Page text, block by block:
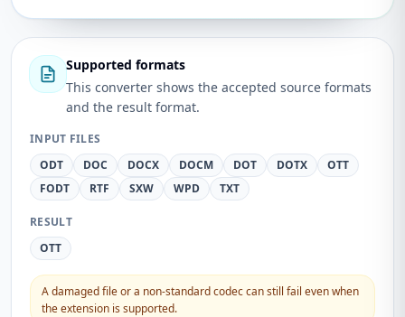
Supported formats
This converter shows the accepted source formats
and the result format.
INPUT FILES
ODT
DOC DOCX DOCM DOT DOTX
OTT
FODT
RTF SXW WPD TXT
RESULT
OTT
A damaged file or a non-standard codec can still fail even when
the extension is supported.